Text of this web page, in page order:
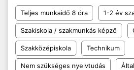
Teljes munkaidő 8 óra 1-2 év
Szakiskola / szakmunkás képző
Szakközépiskola Technikum
Nem szükséges nyelvtudás